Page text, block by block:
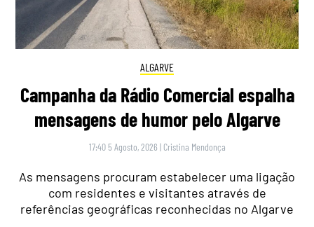
ALGARVE
Campanha da Rádio Comercial espalha
mensagens de humor pelo Algarve
17:40 5 Agosto, 2026 | Cristina Mendonça
As mensagens procuram estabelecer uma ligação
com residentes e visitantes através de
referências geográficas reconhecidas no Algarve